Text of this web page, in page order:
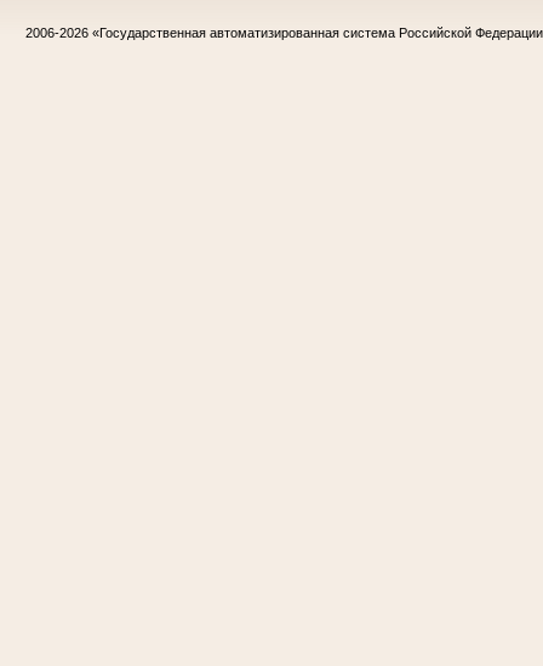
2006-2026 «Государственная автоматизированная система Российской